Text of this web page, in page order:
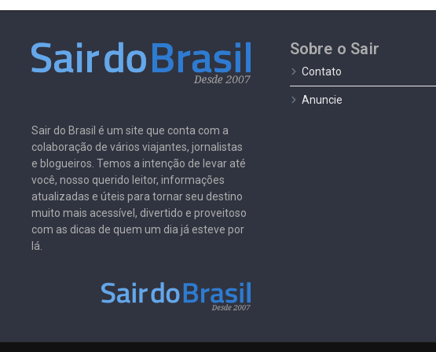
Sair do Brasil é um site que conta com a
colaboração de vários viajantes, jornalistas
e blogueiros. Temos a intenção de levar até
você, nosso querido leitor, informações
atualizadas e úteis para tornar seu destino
muito mais acessível, divertido e proveitoso
com as dicas de quem um dia já esteve por
lá.
Sobre o Sair
Contato
Anuncie